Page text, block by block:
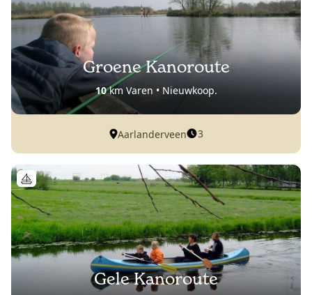
Groene Kanoroute
10km Varen • Nieuwkoop.
Aarlanderveen 3
Gele Kanoroute